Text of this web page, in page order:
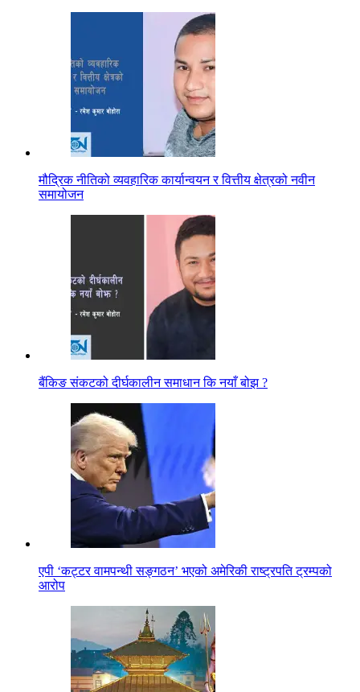
मौद्रिक नीतिको व्यवहारिक कार्यान्वयन र वित्तीय क्षेत्रको नवीन
समायोजन
बैंकिङ संकटको दीर्घकालीन समाधान कि नयाँ बोझ ?
एपी ‘कट्टर वामपन्थी सङ्गठन’ भएको अमेरिकी राष्ट्रपति ट्रम्पको
आरोप